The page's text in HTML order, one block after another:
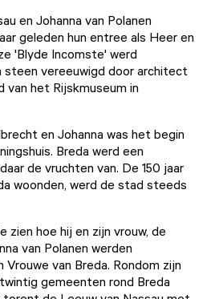
en Johanna van Polanen
geleden hun entree als Heer en
'Blyde Incomste' werd
steen vereeuwigd door architect
van het Rijskmuseum in
en Johanna was het begin
Breda werd een
de vruchten van. De 150 jaar
woonden, werd de stad steeds
zien hoe hij en zijn vrouw, de
van Polanen werden
Vrouwe van Breda. Rondom zijn
gemeenten rond Breda